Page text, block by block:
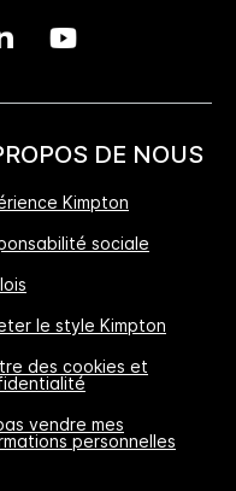
DE NOUS
Kimpton
sociale
le style Kimpton
des cookies et
vendre mes
personnelles